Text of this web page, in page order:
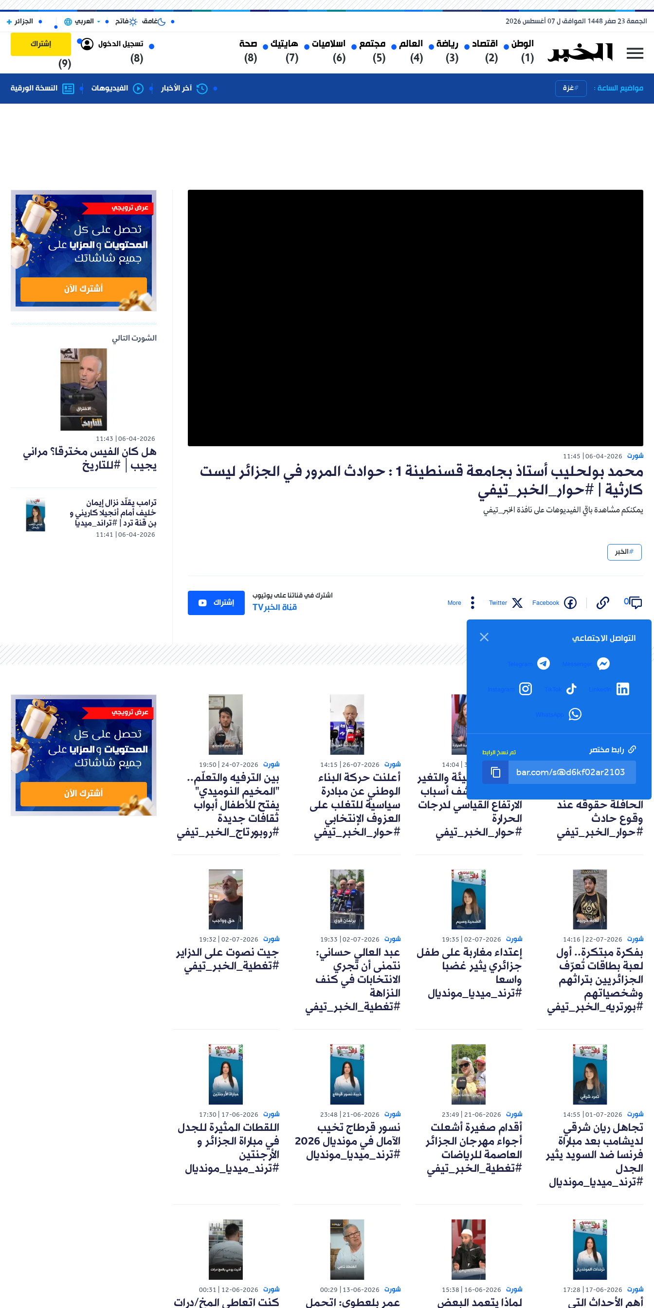
الوطن
(1)
اقتصاد
(2)
رياضة
(3)
العالم
(4)
مجتمع
(5)
اسلاميات
(6)
هايتيك
(7)
صحة
(8)
تسجيل الدخول
(8)
إشتراك
(9)
الجمعة 23 صفر 1448 الموافق ل 07 أغسطس 2026 غامق فاتح العربي الجزائر
مواضيع الساعة : غزة آخر الأخبار الفيديوهات النسخة الورقية
شورت 06-04-2026
11:45
محمد بولحليب أستاذ بجامعة قسنطينة 1 : حوادث المرور في الجزائر ليست
كارثية | #حوار_الخبر_تيفي
يمكنكم مشاهدة باقي الفيديوهات على نافذة الخبر_تيفي
الخبر
0
Facebook
Twitter
More
التواصل الاجتماعي
Messenger
Telegram
LinkedIn
TikTok
Instagram
WhatsApp
رابط مختصر تم نسخ الرابط
اشترك في قناتنا على يوتيوب
قناة الخبرTV إشتراك
الشورت التالي
06-04-2026
11:43
هل كان الفيس مخترقا؟ مراني
يجيب│ #للتاريخ
06-04-2026
11:41
ترامب يقلّد نزال إيمان
خليف أمام أنجيلا كاريني و
بن قنة ترد | #تراند_ميديا
شورت
تعويضات وضمانات..
الحافلة حقوقه عند
وقوع حادث
#حوار_الخبر_تيفي
شورت 30-07-2026
14:04
خبيرة في البيئة والتغير
المناخي تكشف أسباب
الارتفاع القياسي لدرجات
الحرارة
#حوار_الخبر_تيفي
شورت 26-07-2026
14:15
أعلنت حركة البناء
الوطني عن مبادرة
سياسية للتغلب على
العزوف الإنتخابي
#حوار_الخبر_تيفي
شورت 24-07-2026
19:50
بين الترفيه والتعلّم..
"المخيم النوميدي"
يفتح للأطفال أبواب
ثقافات جديدة
#روبورتاج_الخبر_تيفي
شورت 22-07-2026
14:16
بفكرة مبتكرة.. أول
لعبة بطاقات تُعرّف
الجزائريين بتراثهم
وشخصياتهم
#بورتريه_الخبر_تيفي
شورت 02-07-2026
19:35
إعتداء مغاربة على طفل
جزائري يثير غضبا
واسعا
#ترند_ميديا_مونديال
شورت 02-07-2026
19:33
عبد العالي حساني:
نتمنى أن تجري
الانتخابات في كنف
النزاهة
#تغطية_الخبر_تيفي
شورت 02-07-2026
19:32
جيت نصوت على الدزاير
#تغطية_الخبر_تيفي
شورت 01-07-2026
14:55
تجاهل ريان شرقي
لديشامب بعد مباراة
فرنسا ضد السويد يثير
الجدل
#ترند_ميديا_مونديال
شورت 21-06-2026
23:49
أقدام صغيرة أشعلت
أجواء مهرجان الجزائر
العاصمة للرياضات
#تغطية_الخبر_تيفي
شورت 21-06-2026
23:48
نسور قرطاج تخيب
الآمال في مونديال 2026
#ترند_ميديا_مونديال
شورت 17-06-2026
17:30
اللقطات المثيرة للجدل
في مباراة الجزائر و
الأرجنتين
#ترند_ميديا_مونديال
شورت 17-06-2026
17:28
أهم الأحداث التي
شورت 16-06-2026
15:38
لماذا يتعمد البعض
شورت 13-06-2026
00:29
عمر بلعطوي: اتحمل
شورت 12-06-2026
00:31
كنت اتعاطى المخ/درات